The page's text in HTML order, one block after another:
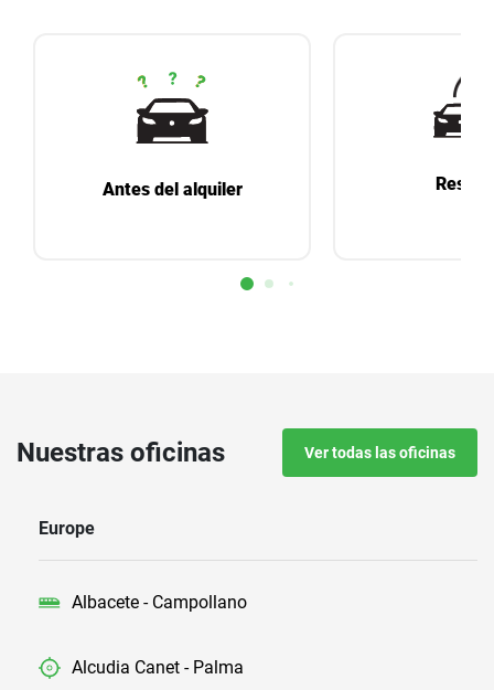
Antes del alquiler
Nuestras oficinas Ver todas las oficinas
Europe
Albacete - Campollano
Alcudia Canet - Palma